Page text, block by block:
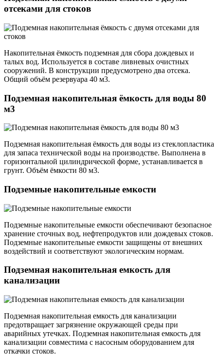
отсеками для стоков
Накопительная ёмкость подземная для сбора дождевых и
талых вод. Используется в составе ливневых очистных
сооружений. В конструкции предусмотрено два отсека.
Общий объём резервуара 40 м3.
Подземная накопительная ёмкость для воды 80
м3
Подземная накопительная ёмкость для воды из стеклопластика
для запаса технической воды на производстве. Выполнена в
горизонтальной цилиндрической форме, устанавливается в
грунт. Объём ёмкости 80 м3.
Подземные накопительные емкости
Подземные накопительные емкости обеспечивают безопасное
хранение сточных вод, нефтепродуктов или дождевых стоков.
Подземные накопительные емкости защищены от внешних
воздействий и соответствуют экологическим нормам.
Подземная накопительная емкость для
канализации
Подземная накопительная емкость для канализации
предотвращает загрязнение окружающей среды при
аварийных утечках. Подземная накопительная емкость для
канализации совместима с насосным оборудованием для
откачки стоков.